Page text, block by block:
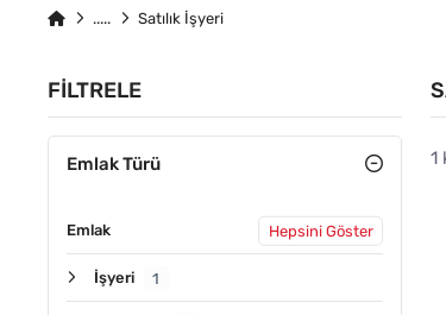
Satılık İşyeri
FILTRELE
Emlak Türü
Emlak Hepsini Göster
İşyeri 1
1